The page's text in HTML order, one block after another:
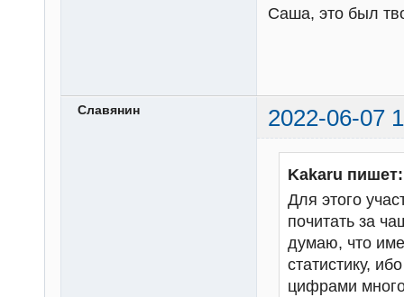
Саша, это был
Славянин 2022-06-07
Kakaru пишет:
Для этого
почитать за
думаю, что
статистику,
цифрами